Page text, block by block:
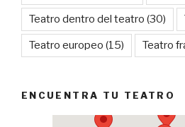
Teatro dentro del teatro (30)
Teatro europeo (15) Teatro
ENCUENTRA TU TEATRO